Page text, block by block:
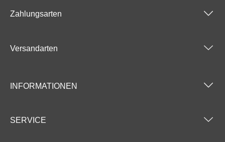
Zahlungsarten
Versandarten
INFORMATIONEN
SERVICE